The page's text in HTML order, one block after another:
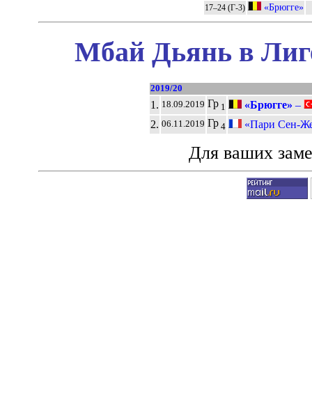
17–24 (Г-3) «Брюгге»
Мбай Дьянь в
2019/20
1. 18.09.2019 Гр1 «Брюгге» –
2. 06.11.2019 Гр4 «Пари Сен-
Для ваших